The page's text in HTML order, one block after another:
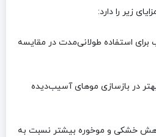
زیر را دارد:
برای استفاده طولانی‌مدت در مقایسه
در بازسازی موهای آسیب‌دیده
خشکی و موخوره بیشتر نسبت به